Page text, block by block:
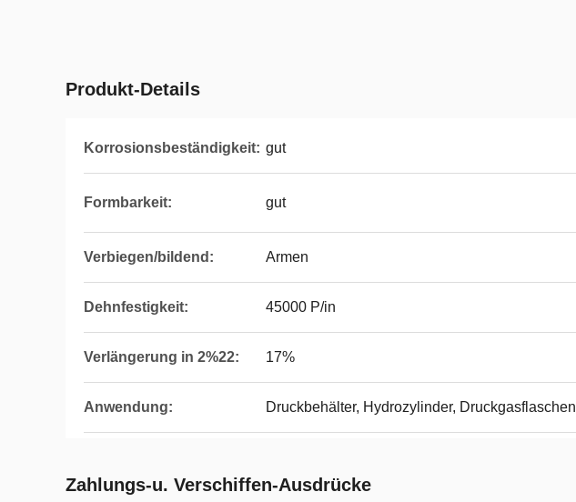
Produkt-Details
Korrosionsbeständigkeit: gut
Formbarkeit: gut
Verbiegen/bildend: Armen
Dehnfestigkeit: 45000 P/in
Verlängerung in 2%22: 17%
Anwendung: Druckbehälter, Hydrozylinder, Druckgasflaschen
Zahlungs-u. Verschiffen-Ausdrücke